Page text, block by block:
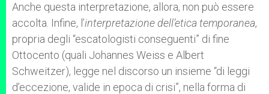
Anche questa interpretazione, allora, non può essere
accolta. Infine, l’interpretazione dell’etica temporanea,
propria degli “escatologisti conseguenti” di fine
Ottocento (quali Johannes Weiss e Albert
Schweitzer), legge nel discorso un insieme “di leggi
d’eccezione, valide in epoca di crisi”, nella forma di